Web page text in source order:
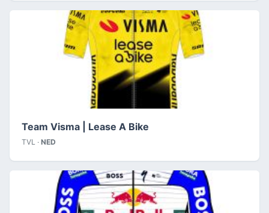
Team Visma | Lease A Bike
TVL · NED